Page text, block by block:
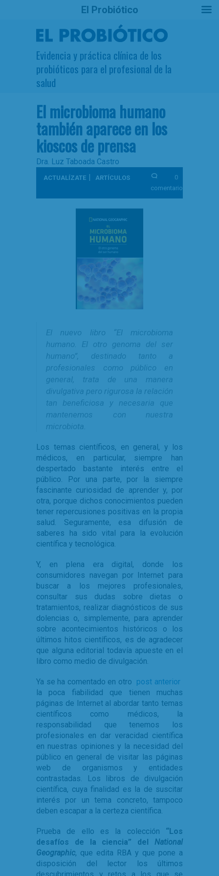
Evidencia y práctica clínica de los
probióticos para el profesional de la
salud
El microbioma humano
también aparece en los
kioscos de prensa
Dra. Luz Taboada Castro
ACTUALÍZATE | ARTÍCULOS
0
comentarios
El nuevo libro “El microbioma
humano. El otro genoma del ser
humano”, destinado tanto a
profesionales como público en
general, trata de una manera
divulgativa pero rigurosa la relación
tan beneficiosa y necesaria que
mantenemos con nuestra
microbiota.
Los temas científicos, en general, y los
médicos, en particular, siempre han
despertado bastante interés entre el
público. Por una parte, por la siempre
fascinante curiosidad de aprender y, por
otra, porque dichos conocimientos pueden
tener repercusiones positivas en la propia
salud. Seguramente, esa difusión de
saberes ha sido vital para la evolución
científica y tecnológica.
Y, en plena era digital, donde los
consumidores navegan por Internet para
buscar a los mejores profesionales,
consultar sus dudas sobre dietas o
tratamientos, realizar diagnósticos de sus
dolencias o, simplemente, para aprender
sobre acontecimientos históricos o los
últimos hitos científicos, es de agradecer
que alguna editorial todavía apueste en el
libro como medio de divulgación.
Ya se ha comentado en otro post anterior
la poca fiabilidad que tienen muchas
páginas de Internet al abordar tanto temas
científicos como médicos, la
responsabilidad que tenemos los
profesionales en dar veracidad científica
en nuestras opiniones y la necesidad del
público en general de visitar las páginas
web de organismos y entidades
contrastadas. Los libros de divulgación
científica, cuya finalidad es la de suscitar
interés por un tema concreto, tampoco
deben escapar a la certeza científica.
Prueba de ello es la colección “Los
desafíos de la ciencia”
del National
Geographic, que edita RBA y que pone a
disposición del lector los últimos
El Probiótico